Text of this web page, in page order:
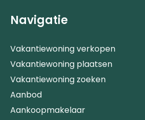
Navigatie
Vakantiewoning verkopen
Vakantiewoning plaatsen
Vakantiewoning zoeken
Aanbod
Aankoopmakelaar